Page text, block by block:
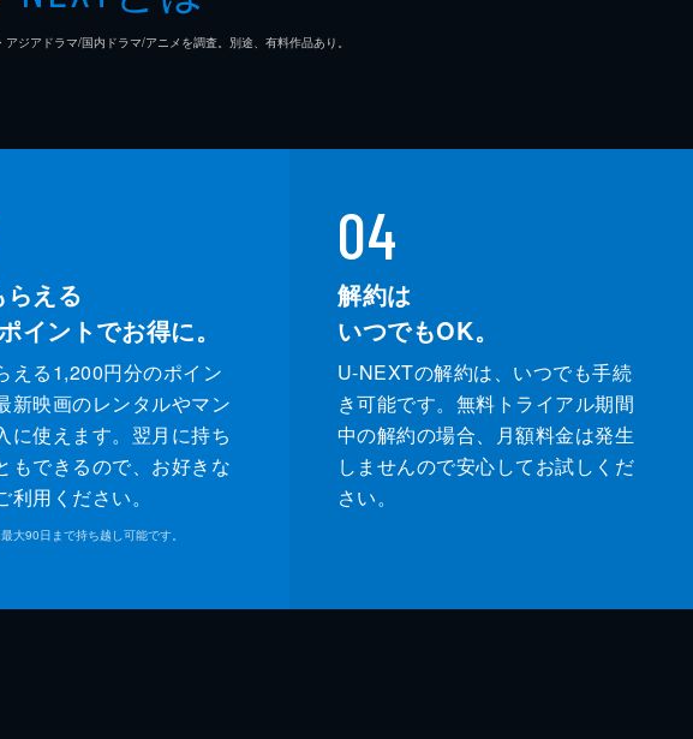
ジアドラマ/国内ドラマ/アニメを調査。別途、有料作品あり。
える
イントでお得に。
える1,200円分のポイン
新映画のレンタルやマン
に使えます。翌月に持ち
もできるので、お好きな
利用ください。
大90日まで持ち越し可能です。
04
解約は
いつでもOK。
U-NEXTの解約は、いつでも手続
き可能です。無料トライアル期間
中の解約の場合、月額料金は発生
しませんので安心してお試しくだ
さい。